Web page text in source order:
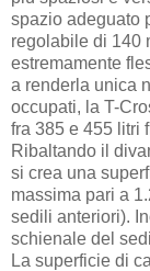
spazio adeguato
regolabile di 140
estremamente
a renderla unica
occupati, la T-
fra 385 e 455 litri
Ribaltando il
si crea una
massima pari a
sedili anteriori).
schienale del
La superficie di